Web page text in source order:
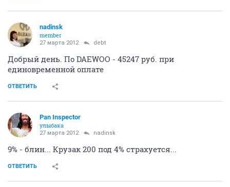
nadinsk
member
27 марта 2012 debt
Добрый день. По DAEWOO - 45247 руб. при
единовременной оплате
ОТВЕТИТЬ
Pan Inspector
улыбака
27 марта 2012 nadinsk
9% - блин... Крузак 200 под 4% страхуется...
ОТВЕТИТЬ